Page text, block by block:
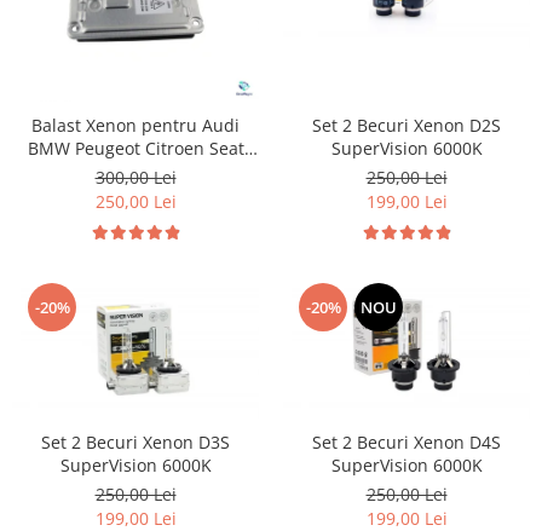
Balast Xenon pentru Audi
BMW Peugeot Citroen Seat
Volkswagen Volvo Renault
300,00 Lei
250,00 Lei
Set 2 Becuri Xenon D2S
SuperVision 6000K
250,00 Lei
199,00 Lei
-20%
Set 2 Becuri Xenon D3S
SuperVision 6000K
250,00 Lei
199,00 Lei
-20% NOU
Set 2 Becuri Xenon D4S
SuperVision 6000K
250,00 Lei
199,00 Lei